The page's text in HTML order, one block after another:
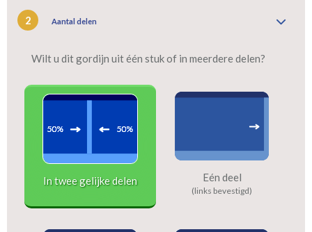
2 Aantal delen
Wilt u dit gordijn uit één stuk of in meerdere delen?
In twee gelijke delen Eén deel
(links bevestigd)